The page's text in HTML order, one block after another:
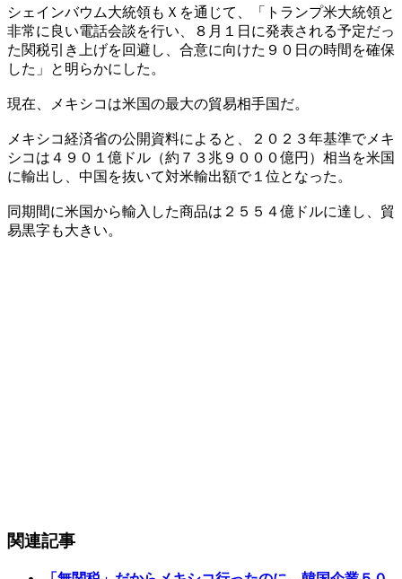
シェインバウム大統領もＸを通じて、「トランプ米大統領と
非常に良い電話会談を行い、８月１日に発表される予定だっ
た関税引き上げを回避し、合意に向けた９０日の時間を確保
した」と明らかにした。
現在、メキシコは米国の最大の貿易相手国だ。
メキシコ経済省の公開資料によると、２０２３年基準でメキ
シコは４９０１億ドル（約７３兆９０００億円）相当を米国
に輸出し、中国を抜いて対米輸出額で１位となった。
同期間に米国から輸入した商品は２５５４億ドルに達し、貿
易黒字も大きい。
関連記事